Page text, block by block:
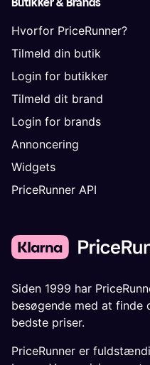
Hvorfor PriceRunner?
Tilmeld din butik
Login for butikker
Tilmeld dit brand
Login for brands
Annoncering
Widgets
PriceRunner API
Siden 1999 har
besøgende med at
bedste priser.
PriceRunner er